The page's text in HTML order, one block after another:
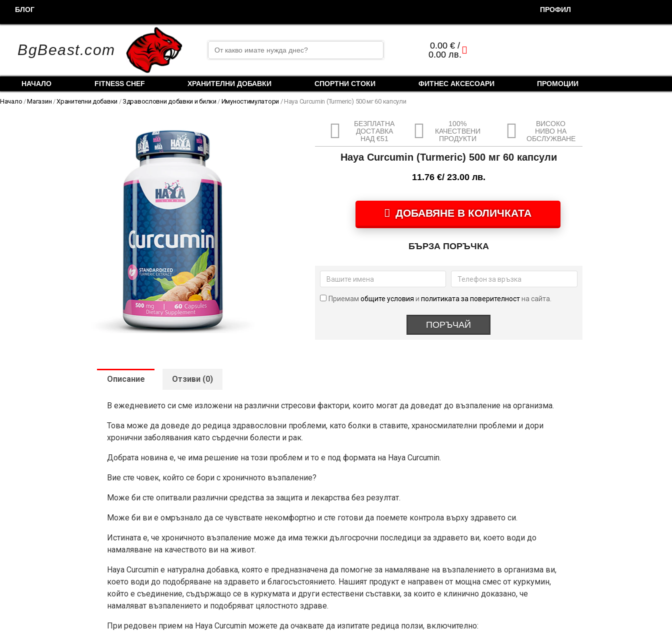
БЛОГ ПРОФИЛ
BgBeast.com Search
for:
0.00 €/
0.00 лв.cart
НАЧАЛО FITNESS CHEF ХРАНИТЕЛНИ ДОБАВКИ СПОРТНИ СТОКИ ФИТНЕС АКСЕСОАРИ ПРОМОЦИИ
Начало /Магазин /Хранителни добавки / Здравословни добавки и билки / Имуностимулатори / Haya Curcumin (Turmeric) 500 мг 60 капсули
БЕЗПЛАТНА
ДОСТАВКА
НАД €51
100%
КАЧЕСТВЕНИ
ПРОДУКТИ
ВИСОКО
НИВО НА
ОБСЛУЖВАНЕ
Haya Curcumin (Turmeric) 500 мг 60 капсули
11.76 €/ 23.00 лв.
количество
Curcumin
мг
60
капсули
ДОБАВЯНЕ В КОЛИЧКАТА
БЪРЗА ПОРЪЧКА
Приемам общите условия и политиката за поверителностна сайта.
ПОРЪЧАЙ
Описание Отзиви (0)
В ежедневието си сме изложени на различни стресови фактори, които могат да доведат до възпаление на организма.
Това може да доведе до редица здравословни проблеми, като болки в ставите, храносмилателни проблеми и дори
хронични заболявания като сърдечни болести и рак.
Добрата новина е, че има решение на този проблем и то е под формата на Haya Curcumin.
Вие сте човек, който се бори с хроничното възпаление?
Може би сте опитвали различни средства за защита и лекарства без резултат.
Може би ви е омръзнало да се чувствате некомфортно и сте готови да поемете контрола върху здравето си.
Истината е, че хроничното възпаление може да има тежки дългосрочни последици за здравето ви, което води до
намаляване на качеството ви на живот.
Haya Curcumin е натурална добавка, която е предназначена да помогне за намаляване на възпалението в организма ви,
което води до подобряване на здравето и благосъстоянието. Нашият продукт е направен от мощна смес от куркумин,
който е съединение, съдържащо се в куркумата и други естествени съставки, за които е клинично доказано, че
намаляват възпалението и подобряват цялостното здраве.
При редовен прием на Haya Curcumin можете да очаквате да изпитате редица ползи, включително: